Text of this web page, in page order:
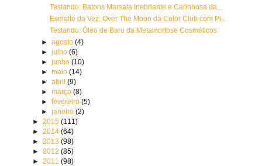
Testando: Batons Marsala Inebriante e Carinhosa da...
Esmalte da Vez: Over The Moon da Color Club com Pi...
Testando: Óleo de Baru da Metamorfose Cosméticos
► agosto (4)
► julho (6)
► junho (10)
► maio (14)
► abril (9)
► março (8)
► fevereiro (5)
► janeiro (2)
►2015(111)
►2014(64)
►2013(98)
►2012(85)
►2011(98)